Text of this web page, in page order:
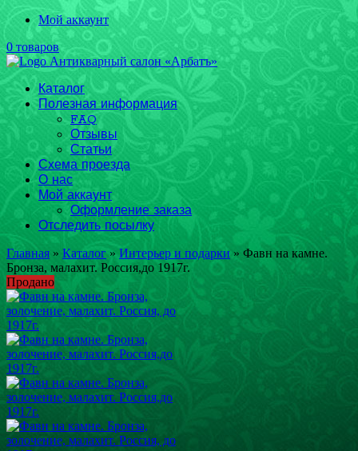
Мой аккаунт
0 товаров
Каталог
Полезная информация
FAQ
Отзывы
Статьи
Схема проезда
О нас
Мой аккаунт
Оформление заказа
Отследить посылку
Главная » Каталог» Интерьер и подарки» Фавн на камне.
Бронза, малахит. Россия,до 1917г.
Продано